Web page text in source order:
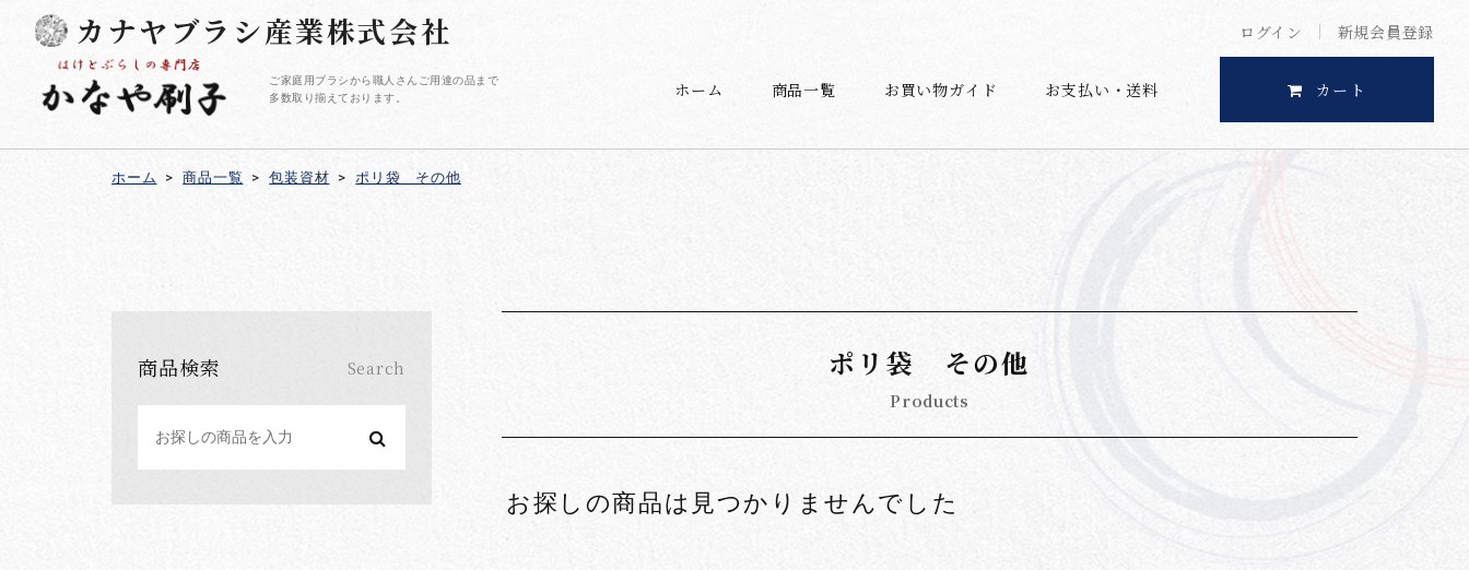
ログイン 新規会員登録
カナヤブラシ産業株式会社
ご家庭用ブラシから職人さんご用達の品まで
多数取り揃えております。
ホーム 商品一覧 お買い物ガイド お支払い・送料 カート
ホーム > 商品一覧 > 包装資材 > ポリ袋 その他
商品検索 Search ポリ袋 その他
Products
お探しの商品は見つかりませんでした